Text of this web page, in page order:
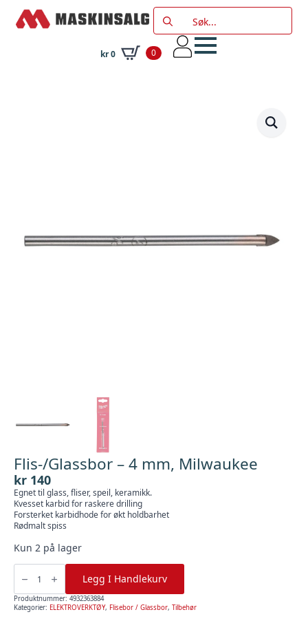
Search
for:
kr0 0
Flis-/Glassbor – 4 mm, Milwaukee
kr 140
Egnet til glass, fliser, speil, keramikk.
Kvesset karbid for raskere drilling
Forsterket karbidhode for økt holdbarhet
Rødmalt spiss
Kun 2 på lager
Flis-/Glassbor
mm,
Milwaukee
antall
Legg I Handlekurv
Produktnummer: 4932363884
Kategorier: ELEKTROVERKTØY, Flisebor / Glassbor, Tilbehør